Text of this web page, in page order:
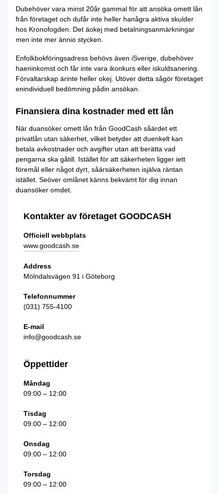
Dubehöver vara minst 20år gammal för att ansöka omett lån
från företaget och dufår inte heller hanågra aktiva skulder
hos Kronofogden. Det äokej med betalningsanmärkningar
men inte mer ännio stycken.
Enfolkbokföringsadress behövs även iSverige, dubehöver
haeninkomst och får inte vara ikonkurs eller iskuldsanering.
Förvaltarskap ärinte heller okej. Utöver detta sågör företaget
enindividuell bedömning pådin ansökan.
Finansiera dina kostnader med ett lån
När duansöker omett lån från GoodCash såärdet ett
privatlån utan säkerhet, vilket betyder att duenkelt kan
betala avkostnader och avgifter utan att berätta vad
pengarna ska gåtill. Istället för att säkerheten ligger iett
föremål eller något dyrt, såärsäkerheten isjälva räntan
istället. Seöver omlånet känns bekvämt för dig innan
duansöker omdet.
Kontakter av företaget GOODCASH
Officiell webbplats
www.goodcash.se
Address
Mölndalsvägen 91 i Göteborg
Telefonnummer
(031) 755-4100
E-mail
info@goodcash.se
Öppettider
Måndag
09:00 – 12:00
Tisdag
09:00 – 12:00
Onsdag
09:00 – 12:00
Torsdag
09:00 – 12:00